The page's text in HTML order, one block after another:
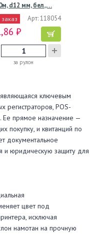
d12 мм, бел.,…
Арт: 118054
₽
за рулон
ключевым
регистраторов, POS-
Ее прямое назначение —
покупку, и квитанций по
документальное
и юридическую защиту для
цвет под
исключая
намотан на прочную